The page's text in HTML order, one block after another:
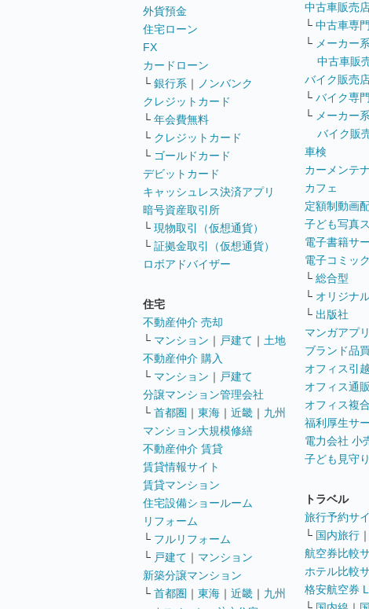
外貨預金
住宅ローン
FX
カードローン
└ 銀行系 ｜
ノンバンク
クレジットカード
└ 年会費無料
└ クレジットカード
└ ゴールドカード
デビットカード
キャッシュレス決済アプリ
暗号資産取引所
└ 現物取引（仮想通貨）
└ 証拠金取引（仮想通貨）
ロボアドバイザー
住宅
不動産仲介 売却
└ マンション ｜ 戸建て ｜ 土地
不動産仲介 購入
└ マンション ｜ 戸建て
分譲マンション管理会社
└ 首都圏 ｜ 東海 ｜ 近畿 ｜ 九州
マンション大規模修繕
不動産仲介 賃貸
賃貸情報サイト
賃貸マンション
住宅設備ショールーム
リフォーム
└ フルリフォーム
└ 戸建て ｜ マンション
新築分譲マンション
└ 首都圏 ｜ 東海 ｜ 近畿 ｜ 九州
中古車販売
└ 中古車専
└ メーカー系
中古車販
バイク販売
└ バイク専
└ メーカー系
バイク販
車検
カーメンテ
カフェ
定額制動画
子ども写真
電子書籍サ
電子コミッ
└ 総合型
└ オリジナ
└ 出版社
マンガアプ
ブランド品
オフィス引
オフィス通販
オフィス複
福利厚生サ
電力会社 小
子ども見守
トラベル
旅行予約サ
└ 国内旅行 ｜
航空券比較
ホテル比較
格安航空券